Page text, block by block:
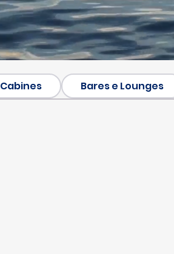
Cabines Bares e Lounges